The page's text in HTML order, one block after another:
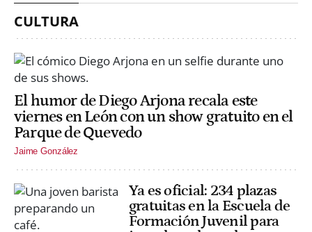
CULTURA
El humor de Diego Arjona recala este
viernes en León con un show gratuito en el
Parque de Quevedo
Jaime González
Ya es oficial: 234 plazas
gratuitas en la Escuela de
Formación Juvenil para